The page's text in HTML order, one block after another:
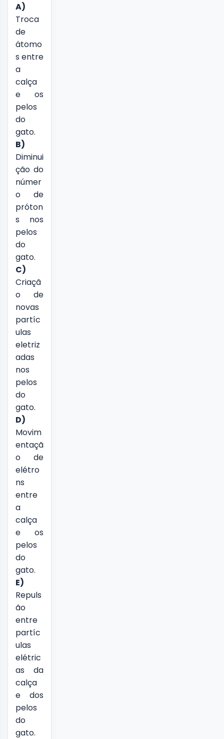
A)
Troca
de
átomo
s entre
a
calça
e os
pelos
do
gato.
B)
Diminui
ção do
númer
o de
próton
s nos
pelos
do
gato.
C)
Criaçã
o de
novas
partíc
ulas
eletriz
adas
nos
pelos
do
gato.
D)
Movim
entaçã
o de
elétro
ns
entre
a
calça
e os
pelos
do
gato.
E)
Repuls
ão
entre
partíc
ulas
elétric
as da
calça
e dos
pelos
do
gato.